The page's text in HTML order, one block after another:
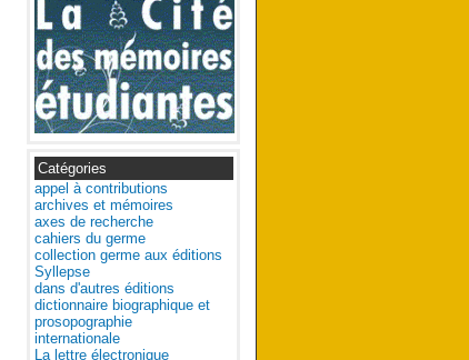
Catégories
appel à contributions
archives et mémoires
axes de recherche
cahiers du germe
collection germe aux éditions
Syllepse
dans d'autres éditions
dictionnaire biographique et
prosopographie
internationale
La lettre électronique